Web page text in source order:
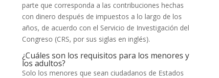
parte que corresponda a las contribuciones hechas
con dinero después de impuestos a lo largo de los
años, de acuerdo con el Servicio de Investigación del
Congreso (CRS, por sus siglas en inglés).
¿Cuáles son los requisitos para los menores y
los adultos?
Solo los menores que sean ciudadanos de Estados